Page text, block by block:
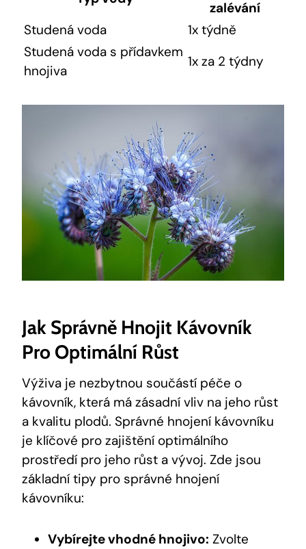
zalévání
Studená voda
1x týdně
Studená voda s přídavkem
hnojiva
1x za 2 týdny
Jak Správně Hnojit Kávovník
Pro Optimální Růst
Výživa je nezbytnou součástí péče o
kávovník, která má zásadní vliv na jeho růst
a kvalitu plodů. Správné hnojení kávovníku
je klíčové pro zajištění optimálního
prostředí pro jeho růst a vývoj. Zde jsou
základní tipy pro správné hnojení
kávovníku:
Vybírejte vhodné hnojivo: Zvolte